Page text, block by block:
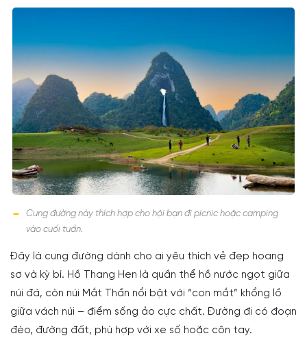
Cung đường này thích hợp cho hội bạn đi picnic hoặc camping
vào cuối tuần.
Đây là cung đường dành cho ai yêu thích vẻ đẹp hoang
sơ và kỳ bí. Hồ Thang Hen là quần thể hồ nước ngọt giữa
núi đá, còn núi Mắt Thần nổi bật với “con mắt” khổng lồ
giữa vách núi – điểm sống ảo cực chất. Đường đi có đoạn
đèo, đường đất, phù hợp với xe số hoặc côn tay.